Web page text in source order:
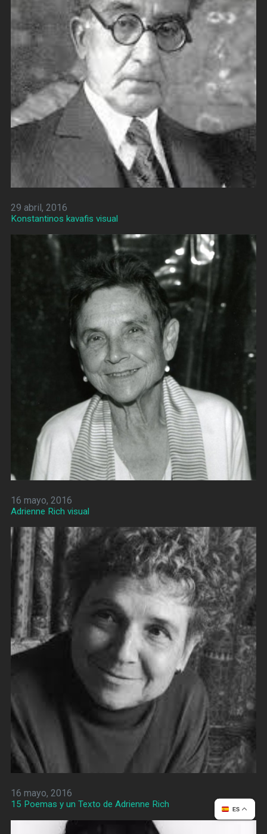
29 abril, 2016
Konstantinos kavafis visual
16 mayo, 2016
Adrienne Rich visual
16 mayo, 2016
15 Poemas y un Texto de Adrienne Rich
ES